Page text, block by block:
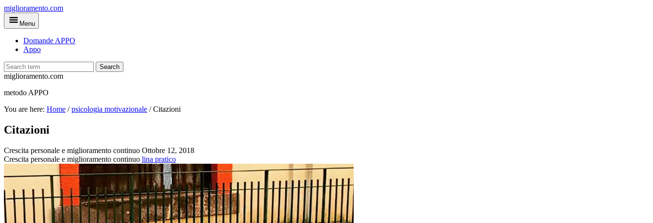
Skip
to
main
miglioramento.com
Menu
Domande APPO
Appo
Search
miglioramento.com
metodo APPO
You are here: Home /psicologia motivazionale /Citazioni
Citazioni
Crescita personale e miglioramento continuo Ottobre 12, 2018
Crescita personale e miglioramento continuo lina pratico